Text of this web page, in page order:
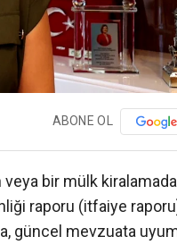
ABONE OL
bir mülk
raporu (itfaiye
güncel mevzuata